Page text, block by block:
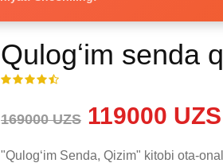
Qulogʻim senda
169000 UZS 119000 UZS
"Qulogʻim Senda, Qizim" kitobi ota-